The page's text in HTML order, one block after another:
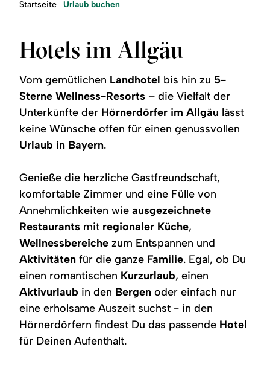
Region
Service
Sie
Startseite Urlaub buchen
Hotels im Allgäu
Vom gemütlichen Landhotel bis hin zu 5-
Sterne Wellness-Resorts – die Vielfalt der
Unterkünfte der Hörnerdörfer im Allgäu lässt
keine Wünsche offen für einen genussvollen
Urlaub in Bayern.
Genieße die herzliche Gastfreundschaft,
komfortable Zimmer und eine Fülle von
Annehmlichkeiten wieausgezeichnete
Restaurants mit regionaler Küche,
Wellnessbereiche zum Entspannen und
Aktivitäten für die ganze Familie. Egal, ob Du
einen romantischen Kurzurlaub, einen
Aktivurlaub in den Bergen oder einfach nur
eine erholsame Auszeit suchst - in den
Hörnerdörfern findest Du das passende Hotel
für Deinen Aufenthalt.